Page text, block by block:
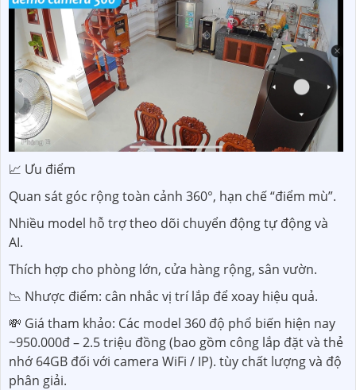
📈 Ưu điểm
Quan sát góc rộng toàn cảnh 360°, hạn chế “điểm mù”.
Nhiều model hỗ trợ theo dõi chuyển động tự động và
AI.
Thích hợp cho phòng lớn, cửa hàng rộng, sân vườn.
📉 Nhược điểm: cân nhắc vị trí lắp để xoay hiệu quả.
💸 Giá tham khảo: Các model 360 độ phổ biến hiện nay
~950.000đ – 2.5 triệu đồng (bao gồm công lắp đặt và thẻ
nhớ 64GB đối với camera WiFi / IP). tùy chất lượng và độ
phân giải.